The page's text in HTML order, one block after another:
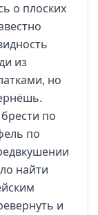
о плоских
из
но
по
по
найти
и